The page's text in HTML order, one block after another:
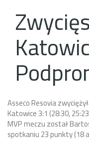
Asseco Resovia
Katowice 3:1 (28:30,
MVP meczu został
spotkaniu 23 punkty (18